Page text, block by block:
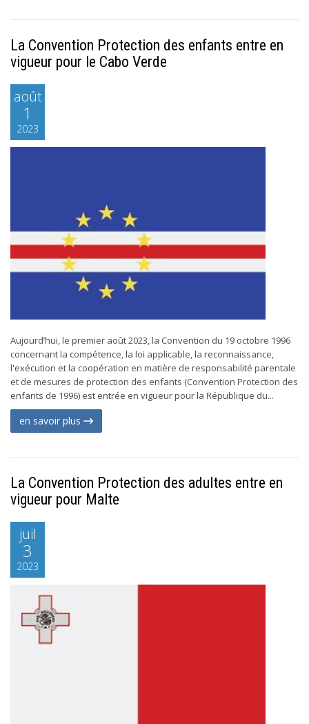
La Convention Protection des enfants entre en
vigueur pour le Cabo Verde
août
1
2023
Aujourd’hui, le premier août 2023, la Convention du 19 octobre 1996
concernant la compétence, la loi applicable, la reconnaissance,
l'exécution et la coopération en matière de responsabilité parentale
et de mesures de protection des enfants (Convention Protection des
enfants de 1996) est entrée en vigueur pour la République du...
en savoir plus
La Convention Protection des adultes entre en
vigueur pour Malte
juil
3
2023